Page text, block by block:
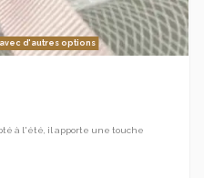
d'autres options
à l'été, il apporte une touche